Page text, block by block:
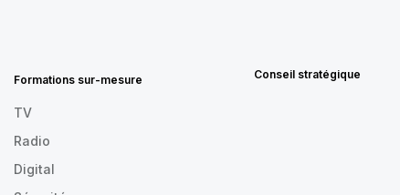
FR
Formations sur-mesure
TV
Radio
Digital
Conseil stratégique